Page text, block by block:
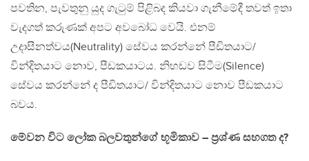
පවතින, පැවතුනු යුද ගැටුම් පිළිබද කියවා ගැනීමේදී තවත් ඉතා
වැදගත් කරුණක් අපට අවබෝධ වෙයි. එනම්
උදාසීනත්වය(Neutrality) සේවය කරන්නේ පීඩිතයාට/
වින්දිතයාට නොව, පීඩකයාටය. නිහඩව සිටීම(Silence)
සේවය කරන්නේ ද පීඩිතයාට/ වින්දිතයාට නොව පීඩකයාට
බවය.
මේවන විට ලෝක බලවතුන්ගේ භූමිකාව – ප්‍රශ්ණ සහගත ද?